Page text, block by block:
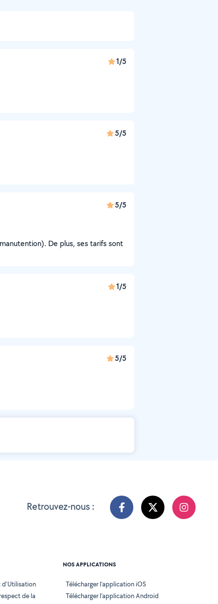
1/5
5/5
5/5
De plus, ses tarifs sont
1/5
5/5
Retrouvez-nous :
d'Utilisation
de la
NOS APPLICATIONS
Télécharger l’application iOS
Télécharger l’application Android